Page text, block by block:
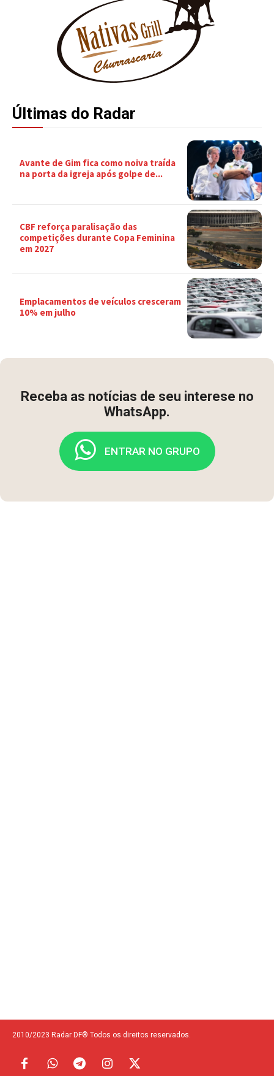
Últimas do Radar
Avante de Gim fica como noiva traída
na porta da igreja após golpe de...
CBF reforça paralisação das
competições durante Copa Feminina
em 2027
Emplacamentos de veículos cresceram
10% em julho
Receba as notícias de seu interese no
WhatsApp.
ENTRAR NO GRUPO
2010/2023 Radar DF® Todos os direitos reservados.